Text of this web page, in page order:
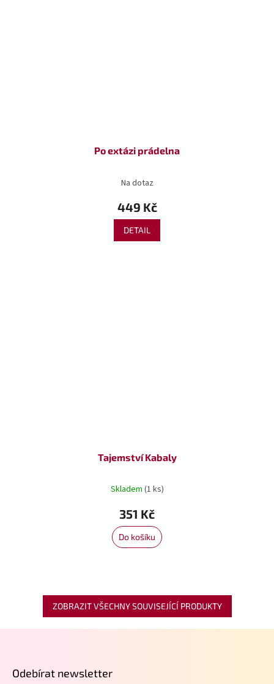
Po extázi prádelna
Na dotaz
449 Kč
DETAIL
Tajemství Kabaly
Skladem (1 ks)
351 Kč
Do košíku
ZOBRAZIT VŠECHNY SOUVISEJÍCÍ PRODUKTY
Odebírat newsletter